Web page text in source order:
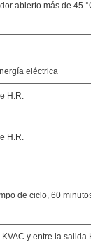
abierto más de 45
eléctrica
H.R.
H.R.
de ciclo, 60
y entre la salida